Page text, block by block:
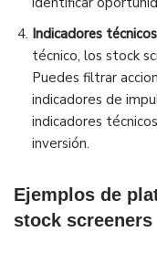
Indicadores
técnico, los stock
Puedes filtrar
indicadores de
indicadores
inversión.
Ejemplos de
stock screeners